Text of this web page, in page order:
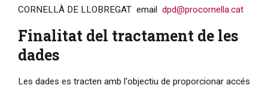
CORNELLÀ DE LLOBREGAT email dpd@procornella.cat
Finalitat del tractament de les
dades
Les dades es tracten amb l'objectiu de proporcionar accés